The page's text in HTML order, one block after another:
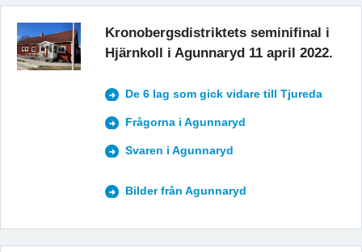
Kronobergsdistriktets seminifinal i
Hjärnkoll i Agunnaryd 11 april 2022.
De 6 lag som gick vidare till Tjureda
Frågorna i Agunnaryd
Svaren i Agunnaryd
Bilder från Agunnaryd